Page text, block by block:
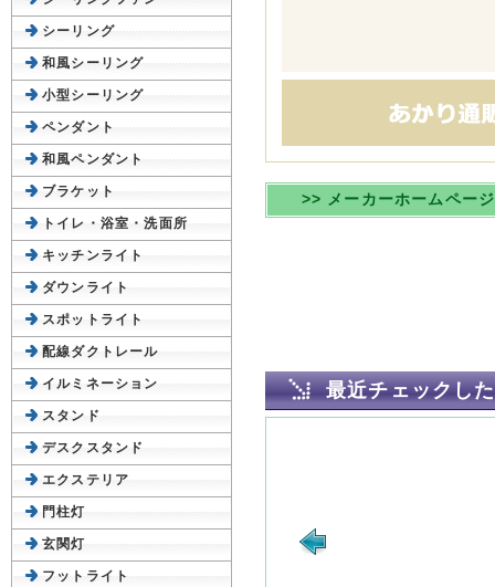
>> メーカーホームペー
最近チェックし
シーリング
和風シーリング
小型シーリング
ペンダント
和風ペンダント
ブラケット
トイレ・浴室・洗面所
キッチンライト
ダウンライト
スポットライト
配線ダクトレール
イルミネーション
スタンド
デスクスタンド
エクステリア
門柱灯
玄関灯
フットライト